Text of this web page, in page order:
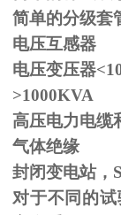
简单的分
电压互
电压变压
高压电力电
气体绝
封闭变电站
对于不同的试